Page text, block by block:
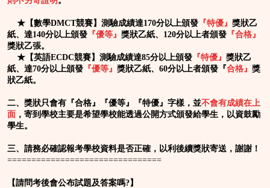
★ 【數學DMCT競賽】 測驗成績達170分以上頒發 『特優』 獎狀乙
紙、達140分以上頒發 『優等』 獎狀乙紙、 120分以上者頒發 『合格』
獎狀乙張。
★ 【英語ECDC競賽】 測驗成績達85分以上頒發 『特優』 獎狀乙
紙、達70分以上頒發 『優等』 獎狀乙紙、60分以上者頒發『合格』 獎
狀乙紙。
二、獎狀只會有『合格』『優等』『特優』字樣，並不會有成績在上
面 ，寄到學校主要是希望學校能透過公開方式頒發給學生，以資鼓勵
學生。
三、請務必確認報考學校資料是否正確，以利後續獎狀寄送，謝謝！
================================
【請問考後會公布試題及答案嗎?】